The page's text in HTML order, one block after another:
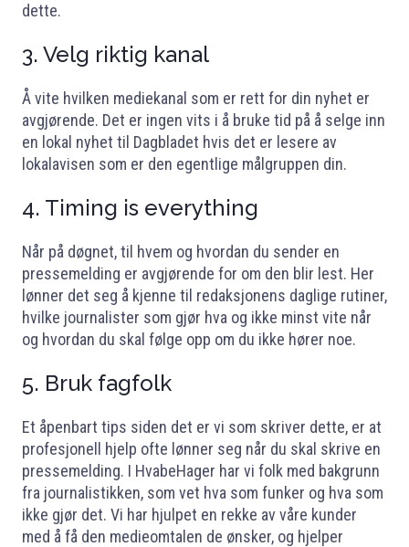
dette.
3. Velg riktig kanal
Å vite hvilken mediekanal som er rett for din nyhet er
avgjørende. Det er ingen vits i å bruke tid på å selge inn
en lokal nyhet til Dagbladet hvis det er lesere av
lokalavisen som er den egentlige målgruppen din.
4. Timing is everything
Når på døgnet, til hvem og hvordan du sender en
pressemelding er avgjørende for om den blir lest. Her
lønner det seg å kjenne til redaksjonens daglige rutiner,
hvilke journalister som gjør hva og ikke minst vite når
og hvordan du skal følge opp om du ikke hører noe.
5. Bruk fagfolk
Et åpenbart tips siden det er vi som skriver dette, er at
profesjonell hjelp ofte lønner seg når du skal skrive en
pressemelding. I HvabeHager har vi folk med bakgrunn
fra journalistikken, som vet hva som funker og hva som
ikke gjør det. Vi har hjulpet en rekke av våre kunder
med å få den medieomtalen de ønsker, og hjelper